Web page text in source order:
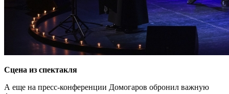
Сцена из спектакля
А еще на пресс-конференции Домогаров обронил важную